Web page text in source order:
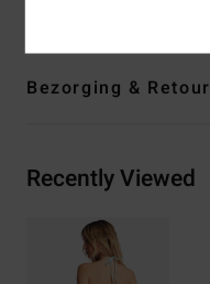
Bezorging & Retour
Recently Viewed